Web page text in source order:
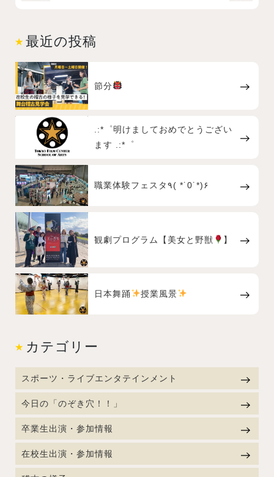
最近の投稿
節分
.:*゜明けましておめでとうござい
ます .:*゜
職業体験フェスタ٩( *˙0˙*)۶
観劇プログラム【美女と野獣 】
日本舞踊 授業風景
カテゴリー
スポーツ・ライブエンタテインメント
今日の「のぞき穴！！」
卒業生出演・参加情報
在校生出演・参加情報